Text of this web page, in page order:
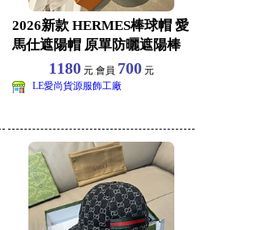
2026新款 HERMES棒球帽 愛
馬仕遮陽帽 原單防曬遮陽棒
球帽批發
1180元 會員 700元
LE愛尚貨源服飾工廠